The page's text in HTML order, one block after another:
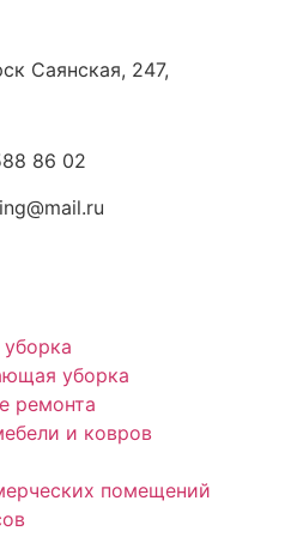
Саянская, 247,
86 02
уборка
уборка
ремонта
и ковров
помещений